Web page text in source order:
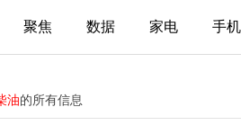
聚焦 数据 家电 手机
油的所有信息